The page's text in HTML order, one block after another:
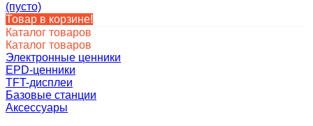
(пусто)
Товар в корзине!
Каталог товаров
Каталог товаров
Электронные ценники
EPD-ценники
TFT-дисплеи
Базовые станции
Аксессуары